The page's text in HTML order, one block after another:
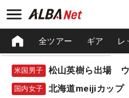
全ツアー ギア レ
米国男子
国内女子 北海道meijiカップ